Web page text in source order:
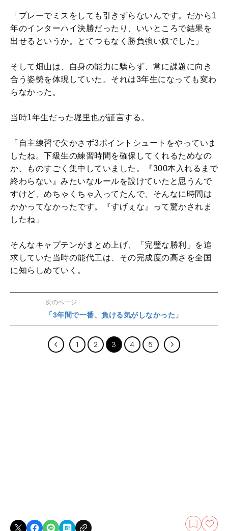
「プレーでミスをしても引きずらないんです。だから1
年のインターハイ決勝だったり、いいところで結果を
出せるというか。とてつもなく勝負強い奴でした」
そして畑山は、自身の能力に驕らず、常に課題に向き
合う姿勢を体現していた。それは3年生になっても変わ
らなかった。
当時1年生だった堀里也が証言する。
「自主練習で欠かさず3ポイントシュートをやっていま
したね。下級生の練習時間を確保してくれるためなの
か、ものすごく集中していました。『300本入れるまで
終わらない』みたいなルールを設けていたと思うんで
すけど、めちゃくちゃ入ってたんで、そんなに時間は
かかってなかったです。『すげぇな』って驚かされま
したね」
そんなキャプテンがまとめ上げ、「完璧な勝利」を追
求していた当時の能代工は、その完成度の高さを全国
に知らしめていく。
次のページ
「3年間で一番、負ける気がしなかった」
1 2 3 4 5